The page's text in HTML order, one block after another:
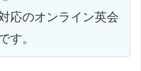
応のオンライン英会
す。